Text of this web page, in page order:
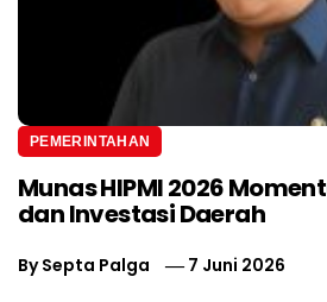
PEMERINTAHAN
Munas HIPMI 2026
dan Investasi Daerah
BySepta Palga 7 Juni 2026